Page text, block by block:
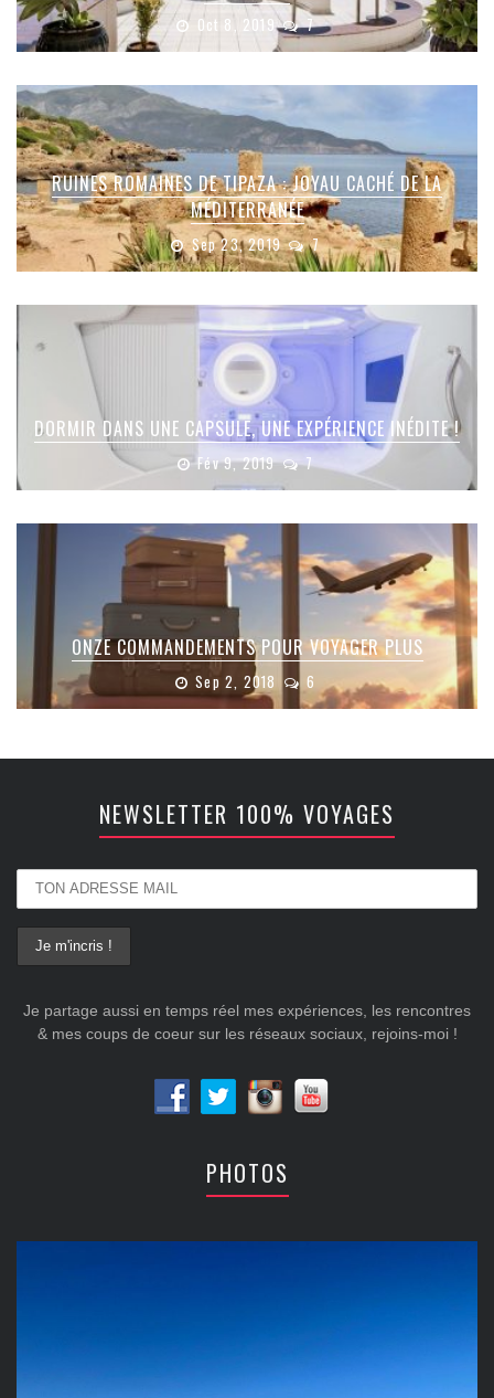
Oct 8, 2019 7
RUINES ROMAINES DE TIPAZA : JOYAU CACHÉ DE LA
MÉDITERRANÉE
Sep 23, 2019 7
DORMIR DANS UNE CAPSULE, UNE EXPÉRIENCE INÉDITE !
Fév 9, 2019 7
ONZE COMMANDEMENTS POUR VOYAGER PLUS
Sep 2, 2018 6
NEWSLETTER 100% VOYAGES
Je partage aussi en temps réel mes expériences, les rencontres
& mes coups de coeur sur les réseaux sociaux, rejoins-moi !
PHOTOS